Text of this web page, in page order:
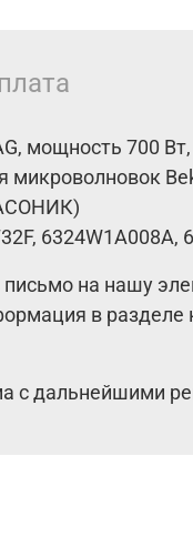
мощность 700
6324W1A008A,
на нашу
в
с дальнейшими